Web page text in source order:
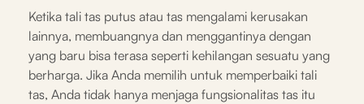
Ketika tali tas putus atau tas mengalami kerusakan
lainnya, membuangnya dan menggantinya dengan
yang baru bisa terasa seperti kehilangan sesuatu yang
berharga. Jika Anda memilih untuk memperbaiki tali
tas, Anda tidak hanya menjaga fungsionalitas tas itu